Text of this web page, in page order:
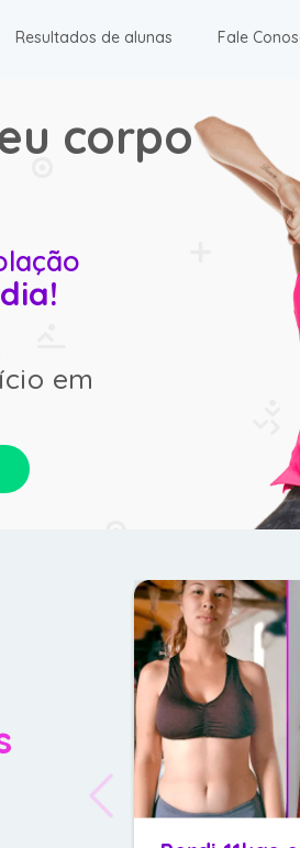
Resultados de alunas Fale
corpo
em